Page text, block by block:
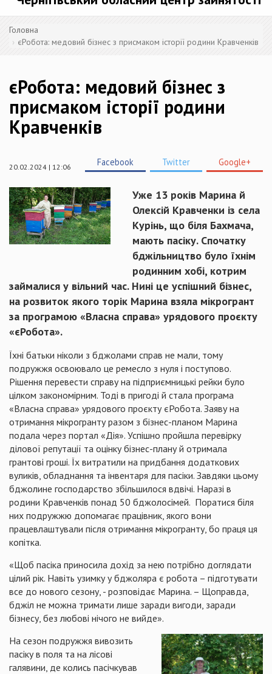
Головна
єРобота: медовий бізнес з присмаком історії родини Кравченків
єРобота: медовий бізнес з
присмаком історії родини
Кравченків
20.02.2024 | 12:06 Facebook Twitter Google+
Уже 13 років Марина й
Олексій Кравченки із села
Курінь, що біля Бахмача,
мають пасіку. Спочатку
бджільництво було їхнім
родинним хобі, котрим
займалися у вільний час. Нині це успішний бізнес,
на розвиток якого торік Марина взяла мікрогрант
за програмою «Власна справа» урядового проєкту
«єРобота».
Їхні батьки ніколи з бджолами справ не мали, тому
подружжя освоювало це ремесло з нуля і поступово.
Рішення перевести справу на підприємницькі рейки було
цілком закономірним. Тоді в пригоді й стала програма
«Власна справа» урядового проєкту єРобота. Заяву на
отримання мікрогранту разом з бізнес-планом Марина
подала через портал «Дія». Успішно пройшла перевірку
ділової репутації та оцінку бізнес-плану й отримала
грантові гроші. Їх витратили на придбання додаткових
вуликів, обладнання та інвентаря для пасіки. Завдяки цьому
бджолине господарство збільшилося вдвічі. Наразі в
родини Кравченків понад 50 бджолосімей. Поратися біля
них подружжю допомагає працівник, якого вони
працевлаштували після отримання мікрогранту, бо праця ця
копітка.
«Щоб пасіка приносила дохід за нею потрібно доглядати
цілий рік. Навіть узимку у бджоляра є робота – підготувати
все до нового сезону, - розповідає Марина. – Щоправда,
бджіл не можна тримати лише заради вигоди, заради
бізнесу, без любові нічого не вийде».
На сезон подружжя вивозить
пасіку в поля та на лісові
галявини, де колись пасічкував